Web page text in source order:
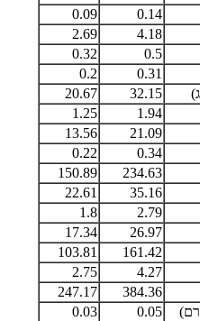
0.14
0.09
4.18
2.69
0.5
0.32
0.31
0.2
32.15
20.67
1.94
1.25
21.09
13.56
0.34
0.22
234.63
150.89
35.16
22.61
2.79
1.8
26.97
17.34
161.42
103.81
4.27
2.75
384.36
247.17
0.05
0.03